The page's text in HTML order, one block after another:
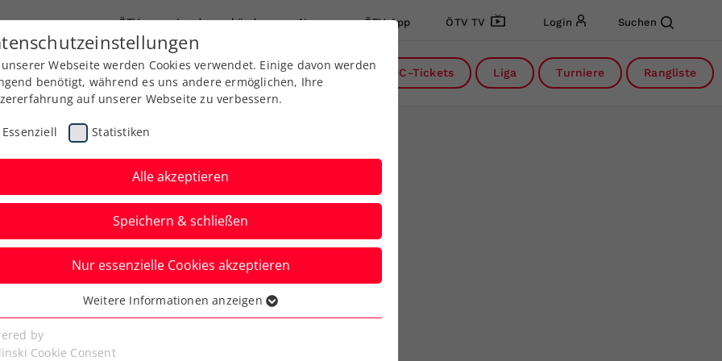
ÖTV Landesverbände News ÖTV App ÖTV TV Login Suchen
Ausbildung Services Über uns Kreise DC-Tickets Liga Turniere Rangliste
Tour powered by
Heimsieg für
Webseite werden Cookies verwendet. Einige davon werden
benötigt, während es uns andere ermöglichen, Ihre
auf unserer Webseite zu verbessern.
Essenziell Statistiken
Alle akzeptieren
Speichern & schließen
Nur essenzielle Cookies akzeptieren
Cookies werden für grundlegende Funktionen der
benötigt. Dadurch ist gewährleistet, dass die Webseite
Weitere Informationen anzeigen
by
Cookie Consent